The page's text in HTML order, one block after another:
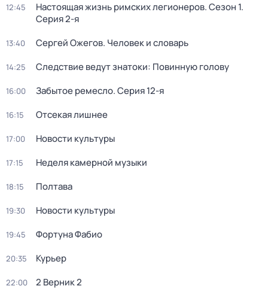
12:45 Настоящая жизнь римских легионеров. Сезон 1.
Серия 2-я
13:40 Сергей Ожегов. Человек и словарь
14:25 Следствие ведут знатоки: Повинную голову
16:00 Забытое ремесло. Серия 12-я
16:15 Отсекая лишнее
17:00 Новости культуры
17:15 Неделя камерной музыки
18:15 Полтава
19:30 Новости культуры
19:45 Фортуна Фабио
20:35 Курьер
22:00 2 Верник 2